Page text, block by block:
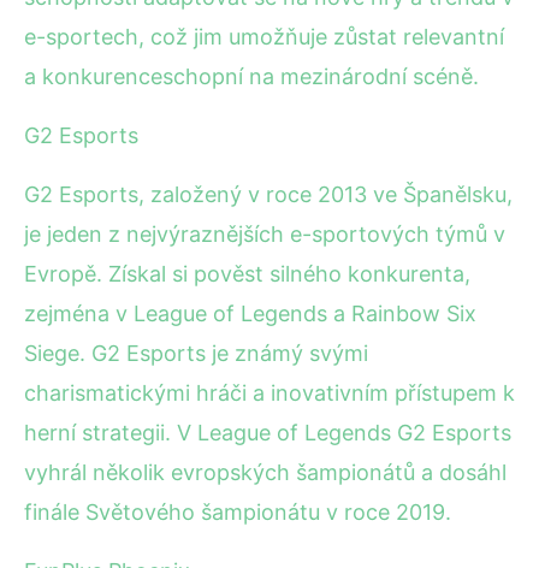
e-sportech, což jim umožňuje zůstat relevantní
a konkurenceschopní na mezinárodní scéně.
G2 Esports
G2 Esports, založený v roce 2013 ve Španělsku,
je jeden z nejvýraznějších e-sportových týmů v
Evropě. Získal si pověst silného konkurenta,
zejména v League of Legends a Rainbow Six
Siege. G2 Esports je známý svými
charismatickými hráči a inovativním přístupem k
herní strategii. V League of Legends G2 Esports
vyhrál několik evropských šampionátů a dosáhl
finále Světového šampionátu v roce 2019.